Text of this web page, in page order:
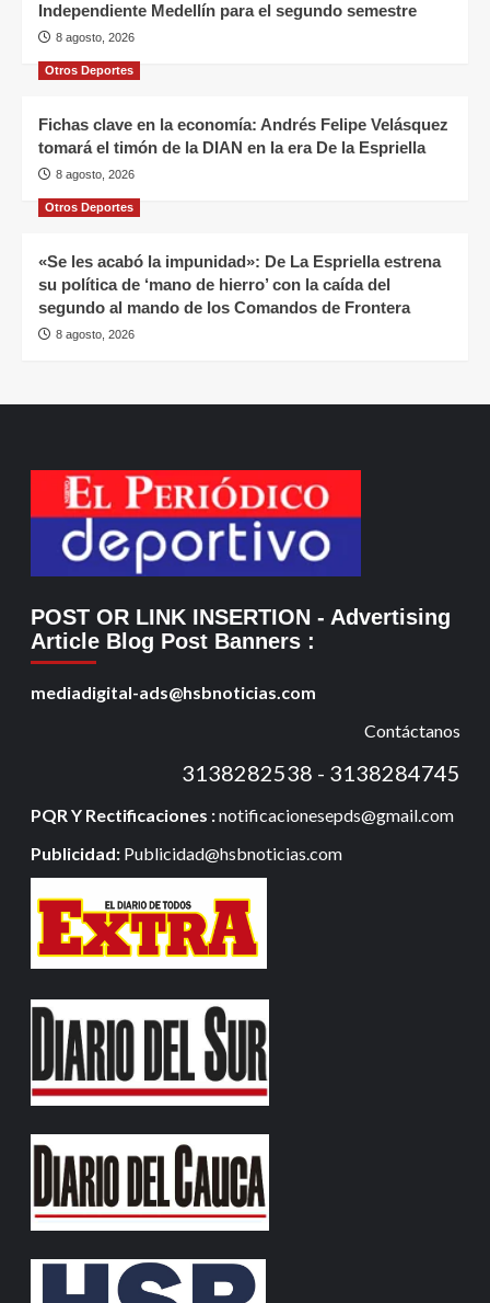
Independiente Medellín para el segundo semestre
8 agosto, 2026
Otros Deportes
Fichas clave en la economía: Andrés Felipe Velásquez
tomará el timón de la DIAN en la era De la Espriella
8 agosto, 2026
Otros Deportes
«Se les acabó la impunidad»: De La Espriella estrena
su política de ‘mano de hierro’ con la caída del
segundo al mando de los Comandos de Frontera
8 agosto, 2026
POST OR LINK INSERTION - Advertising
Article Blog Post Banners :
mediadigital-ads@hsbnoticias.com
Contáctanos
3138282538 - 3138284745
PQR Y Rectificaciones :notificacionesepds@gmail.com
Publicidad: Publicidad@hsbnoticias.com